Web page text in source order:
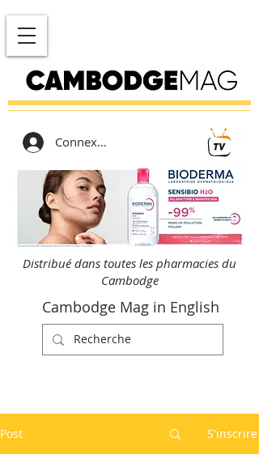
Connexion
Distribué dans toutes les pharmacies du
Cambodge
Cambodge Mag in English
Post S'inscrire